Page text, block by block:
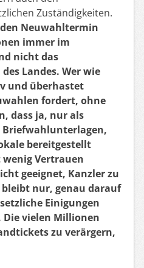
Zuständigkeiten.
Neuwahltermin
immer im
nicht das
Landes. Wer wie
und überhastet
fordert, ohne
dass ja, nur als
Briefwahlunterlagen,
bereitgestellt
Vertrauen
geeignet, Kanzler zu
nur, genau darauf
Einigungen
vielen Millionen
zu verärgern,